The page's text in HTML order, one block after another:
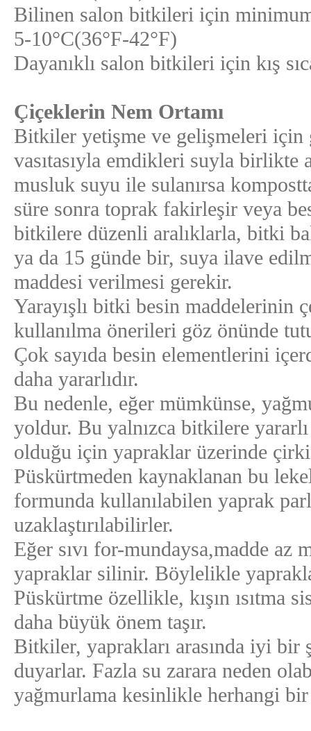
Bilinen salon bitkileri için
5-10°C(36°F-42°F)
Dayanıklı salon bitkileri için kış
Çiçeklerin Nem Ortamı
Bitkiler yetişme ve gelişmeleri
vasıtasıyla emdikleri suyla birlikte
musluk suyu ile sulanırsa
süre sonra toprak fakirleşir veya
bitkilere düzenli aralıklarla, bitki
ya da 15 günde bir, suya ilave
maddesi verilmesi gerekir.
Yarayışlı bitki besin
kullanılma önerileri göz önünde
Çok sayıda besin elementlerini
daha yararlıdır.
Bu nedenle, eğer mümkünse,
yoldur. Bu yalnızca bitkilere
olduğu için yapraklar üzerinde
Püskürtmeden kaynaklanan bu
formunda kullanılabilen yaprak
uzaklaştırılabilirler.
Eğer sıvı for-mundaysa,madde
yapraklar silinir. Böylelikle
Püskürtme özellikle, kışın ısıtma
daha büyük önem taşır.
Bitkiler, yaprakları arasında iyi bir
duyarlar. Fazla su zarara neden
yağmurlama kesinlikle herhangi